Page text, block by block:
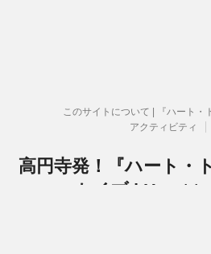
このサイトについて | 『ハート・
アクティビティ
高円寺発！『ハート・
ーカイブ | Heart